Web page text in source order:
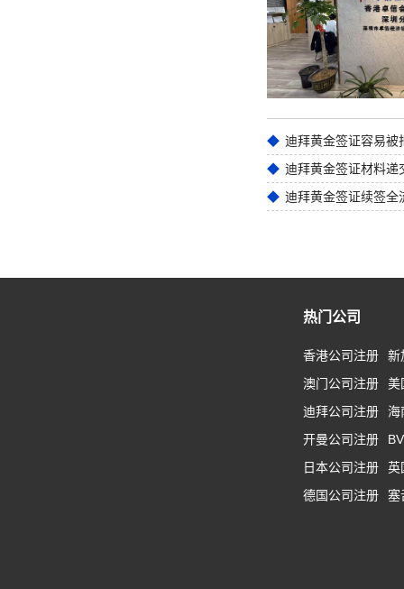
迪拜黄金签证材料递
迪拜黄金签证续签全
热门公司
香港公司注册
新
澳门公司注册
美
迪拜公司注册
海
开曼公司注册
日本公司注册
英
德国公司注册
塞